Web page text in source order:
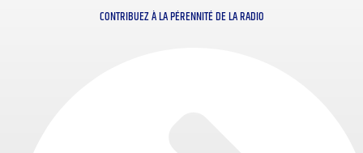
CONTRIBUEZ À LA PÉRENNITÉ DE LA RADIO